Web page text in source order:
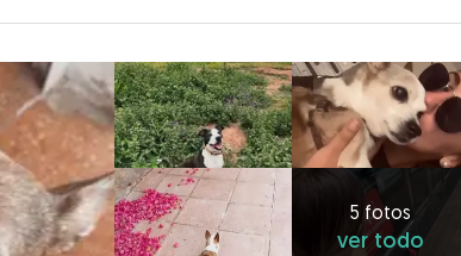
5 fotos
ver todo